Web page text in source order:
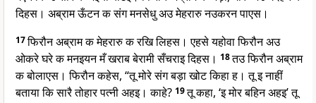
दिहस। अब्राम ऊँटन क संग मनसेधु अउ मेहरारु नउकरन पाएस।
17फिरौन अब्राम क मेहरारु क रखि लिहस। एहसे यहोवा फिरौन अउ
ओकरे घरे क मनइयन मँ खराब बेरामी सँचराइ दिहस। 18तउ फिरौन अब्राम
क बोलाएस। फिरौन कहेस, “तू मोरे संग बड़ा खोट किहा ह। तू इ नाहीं
बताया कि सारै तोहार पत्नी अहइ। काहे? 19तू कहा, ‘इ मोर बहिन अहइ’ तू